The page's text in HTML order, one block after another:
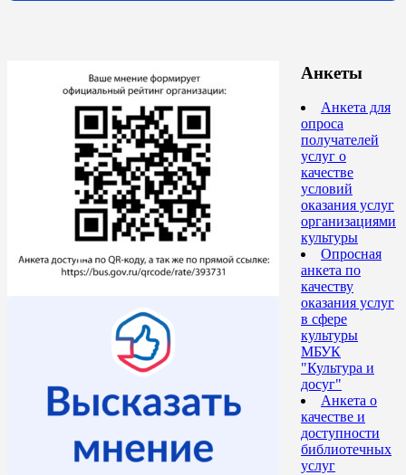
Анкеты
Анкета для
опроса
получателей
услуг о
качестве
условий
оказания услуг
организациями
культуры
Опросная
анкета по
качеству
оказания услуг
в сфере
культуры
МБУК
"Культура и
досуг"
Анкета о
качестве и
доступности
библиотечных
услуг